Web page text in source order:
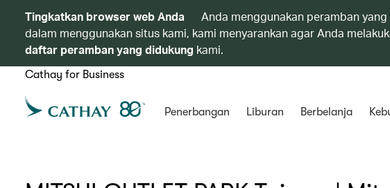
Tingkatkan browser web Anda
Anda menggunakan peramban
dalam menggunakan situs kami, kami menyarankan agar Anda
daftar peramban yang didukung kami.
Cathay for Business
Penerbangan Liburan Berbelanja